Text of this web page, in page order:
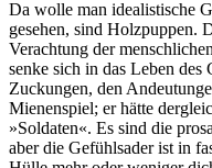
Da wolle man idealistische
gesehen, sind Holzpuppen.
Verachtung der
senke sich in das Leben des
Zuckungen, den
Mienenspiel; er hätte
»Soldaten«. Es sind die
aber die Gefühlsader ist in